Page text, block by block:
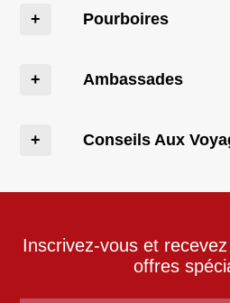
Pourboires
Ambassades
Conseils Aux
Inscrivez-vous et
offres